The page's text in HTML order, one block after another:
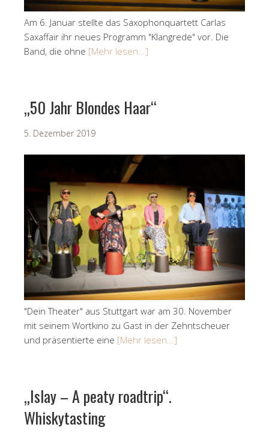
Am 6. Januar stellte das Saxophonquartett Carlas
Saxaffair ihr neues Programm "Klangrede" vor. Die
Band, die ohne [Mehr lesen...]
„50 Jahr Blondes Haar“
5. Dezember 2019
"Dein Theater" aus Stuttgart war am 30. November
mit seinem Wortkino zu Gast in der Zehntscheuer
und präsentierte eine [Mehr lesen...]
„Islay – A peaty roadtrip“.
Whiskytasting